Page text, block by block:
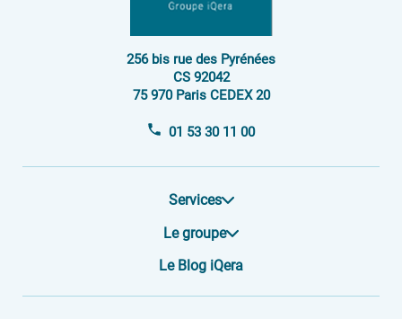
256 bis rue des Pyrénées
CS 92042
75 970 Paris CEDEX 20
01 53 30 11 00
Services
Le groupe
Le Blog iQera